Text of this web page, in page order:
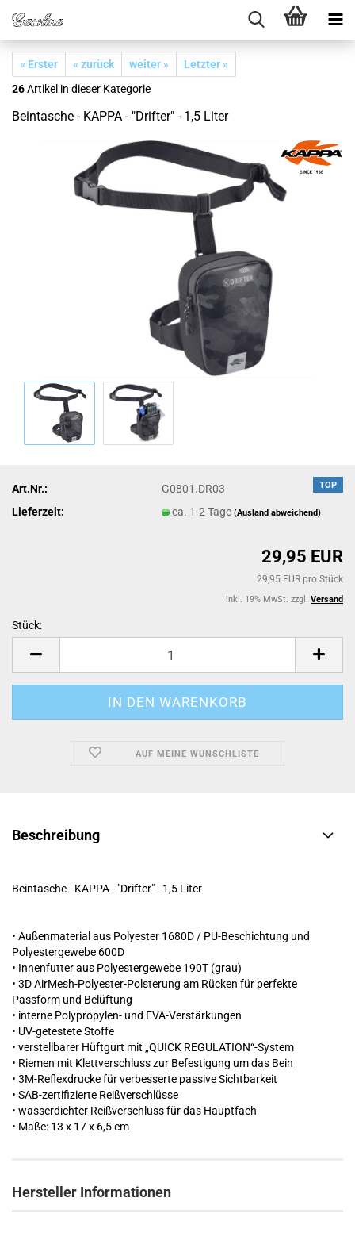
« Erster « zurück weiter »
Letzter »
26Artikel in dieser Kategorie
Beintasche - KAPPA - "Drifter" - 1,5 Liter
TOP
Art.Nr.:
G0801.DR03
Lieferzeit:
ca. 1-2 Tage(Ausland abweichend)
29,95 EUR
29,95 EUR pro Stück
inkl. 19% MwSt. zzgl. Versand
Stück:
AUF MEINE WUNSCHLISTE
Beschreibung
Beintasche - KAPPA - "Drifter" - 1,5 Liter
• Außenmaterial aus Polyester 1680D / PU-Beschichtung und
Polyestergewebe 600D
• Innenfutter aus Polyestergewebe 190T (grau)
• 3D AirMesh-Polyester-Polsterung am Rücken für perfekte
Passform und Belüftung
• interne Polypropylen- und EVA-Verstärkungen
• UV-getestete Stoffe
• verstellbarer Hüftgurt mit „QUICK REGULATION“-System
• Riemen mit Klettverschluss zur Befestigung um das Bein
• 3M-Reflexdrucke für verbesserte passive Sichtbarkeit
• SAB-zertifizierte Reißverschlüsse
• wasserdichter Reißverschluss für das Hauptfach
• Maße: 13 x 17 x 6,5 cm
Hersteller Informationen